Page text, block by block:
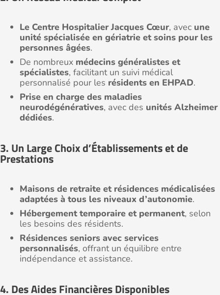
Le Centre Hospitalier Jacques Cœur, avec une
unité spécialisée en gériatrie et soins pour les
personnes âgées.
De nombreux médecins généralistes et
spécialistes, facilitant un suivi médical
personnalisé pour les résidents en EHPAD.
Prise en charge des maladies
neurodégénératives, avec des unités Alzheimer
dédiées.
3. Un Large Choix d’Établissements et de
Prestations
Maisons de retraite et résidences médicalisées
adaptées à tous les niveaux d’autonomie.
Hébergement temporaire et permanent, selon
les besoins des résidents.
Résidences seniors avec services
personnalisés, offrant un équilibre entre
indépendance et assistance.
4. Des Aides Financières Disponibles